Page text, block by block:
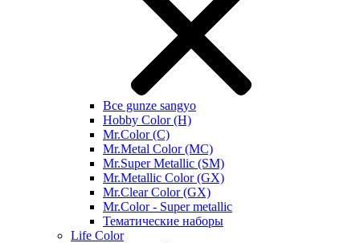
Все gunze sangyo
Hobby Color (H)
Mr.Color (C)
Mr.Metal Color (MC)
Mr.Super Metallic (SM)
Mr.Metallic Color (GX)
Mr.Clear Color (GX)
Mr.Color - Super metallic
Тематические наборы
Life Color